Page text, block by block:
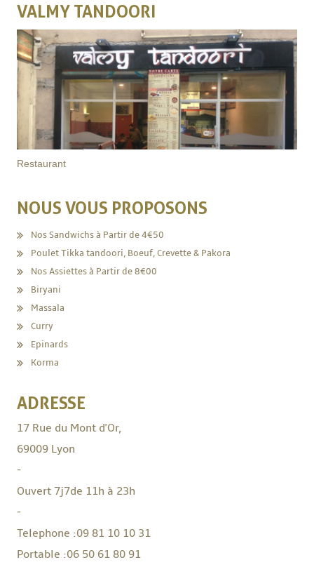
VALMY TANDOORI
Restaurant
NOUS VOUS PROPOSONS
Nos Sandwichs à Partir de 4€50
Poulet Tikka tandoori, Boeuf, Crevette & Pakora
Nos Assiettes à Partir de 8€00
Biryani
Massala
Curry
Epinards
Korma
ADRESSE
17 Rue du Mont d'Or,
69009 Lyon
-
Ouvert 7j7de 11h à 23h
-
Telephone :09 81 10 10 31
Portable :06 50 61 80 91